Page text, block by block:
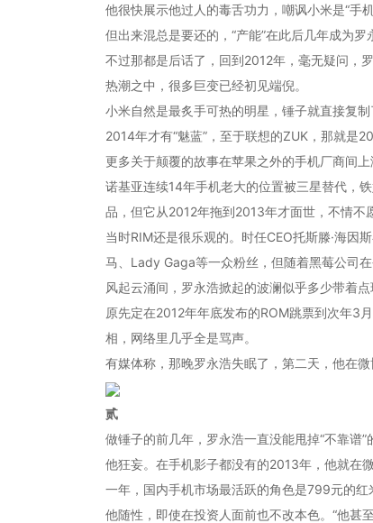
他很快展示他过人的毒舌功力，嘲讽小米是“手
但出来混总是要还的，“产能”在此后几年成为
不过那都是后话了，回到2012年，毫无疑问，
热潮之中，很多巨变已经初见端倪。
小米自然是最炙手可热的明星，锤子就直接复
2014年才有“魅蓝”，至于联想的ZUK，那就是
更多关于颠覆的故事在苹果之外的手机厂商间上
诺基亚连续14年手机老大的位置被三星替代，
品，但它从2012年拖到2013年才面世，不情不
当时RIM还是很乐观的。时任CEO托斯滕·海
马、Lady Gaga等一众粉丝，但随着黑莓公司
风起云涌间，罗永浩掀起的波澜似乎多少带着
原先定在2012年年底发布的ROM跳票到次年3
相，网络里几乎全是骂声。
有媒体称，那晚罗永浩失眠了，第二天，他在微
贰
做锤子的前几年，罗永浩一直没能甩掉“不靠谱”
他狂妄。在手机影子都没有的2013年，他就在
一年，国内手机市场最活跃的角色是799元的红
他随性，即使在投资人面前也不改本色。“他甚